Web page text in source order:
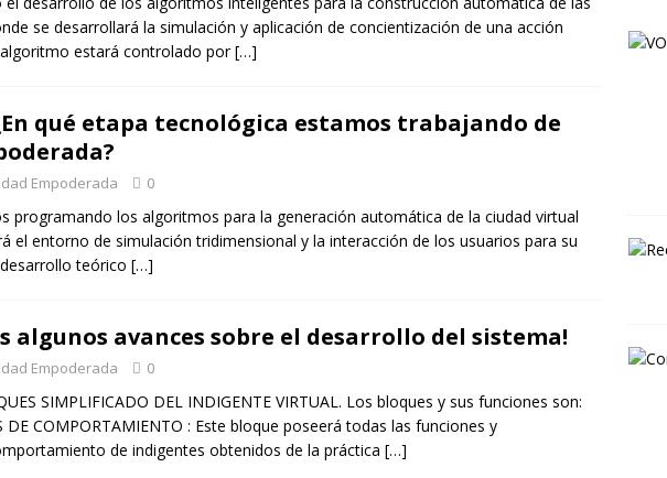
se desarrollará la simulación y aplicación de concientización de una acción
estará controlado por[…]
qué etapa tecnológica estamos trabajando de
Empoderada 0
programando los algoritmos para la generación automática de la ciudad virtual
el entorno de simulación tridimensional y la interacción de los usuarios para su
teórico […]
algunos avances sobre el desarrollo del sistema!
Empoderada 0
SIMPLIFICADO DEL INDIGENTE VIRTUAL. Los bloques y sus funciones son:
DE COMPORTAMIENTO : Este bloque poseerá todas las funciones y
de indigentes obtenidos de la práctica […]